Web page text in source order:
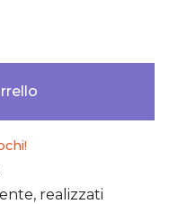
realizzati